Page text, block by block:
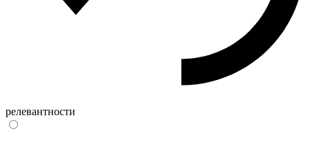
релевантности